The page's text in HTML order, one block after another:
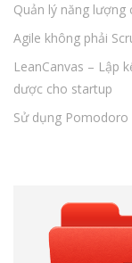
Quản lý năng lượng
Agile không phải
LeanCanvas – Lập
dược cho startup
Sử dụng Pomodoro